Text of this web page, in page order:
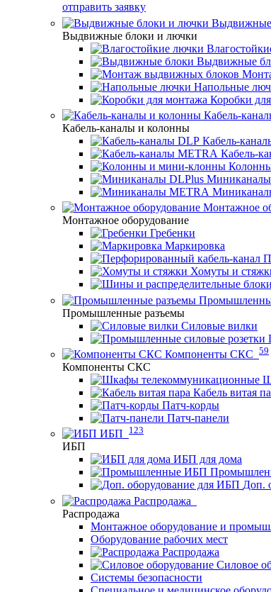
отправить заявку
Выдвижные
Выдвижные блоки и лючки
Выдвижные
Напольные
Коробки
Кабель-
Кабель-каналы и колонны
Кабель-
Кабель-
Монтажное
Монтажное оборудование
Гребенки
Маркировка
Хомуты и
Промышленные разъемы
Силовые вилки
Компоненты СКС 59
Компоненты СКС
Кабель витая
Патч-корды
Патч-панели
ИБП
123
ИБП
ИБП для дома
Доп.
Распродажа
Распродажа
Монтажное оборудование и
Оборудование рабочих мест
Распродажа
Силовое
Системы безопасности